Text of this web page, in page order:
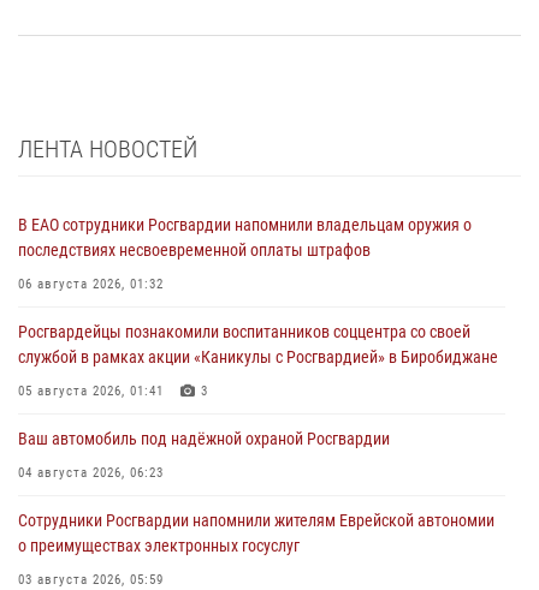
ЛЕНТА НОВОСТЕЙ
В ЕАО сотрудники Росгвардии напомнили владельцам оружия о
последствиях несвоевременной оплаты штрафов
06 августа 2026, 01:32
Росгвардейцы познакомили воспитанников соццентра со своей
службой в рамках акции «Каникулы с Росгвардией» в Биробиджане
05 августа 2026, 01:41 3
Ваш автомобиль под надёжной охраной Росгвардии
04 августа 2026, 06:23
Сотрудники Росгвардии напомнили жителям Еврейской автономии
о преимуществах электронных госуслуг
03 августа 2026, 05:59